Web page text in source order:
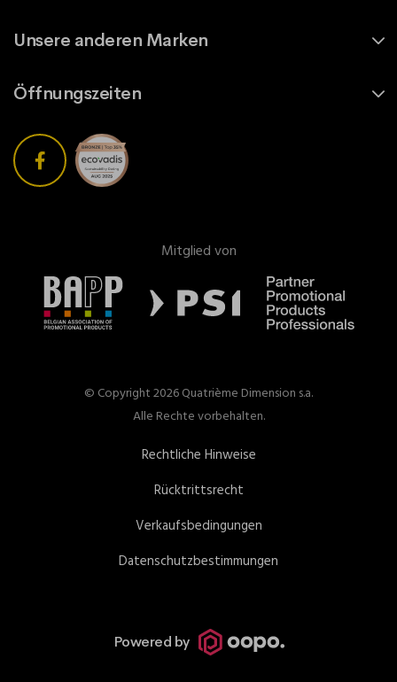
Unsere anderen Marken
Öffnungszeiten
Mitglied von
© Copyright 2026 Quatrième Dimension s.a.
Alle Rechte vorbehalten.
Rechtliche Hinweise
Rücktrittsrecht
Verkaufsbedingungen
Datenschutzbestimmungen
Powered by